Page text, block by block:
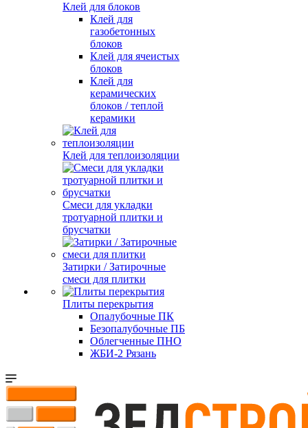
Клей для блоков
Клей для
газобетонных
блоков
Клей для ячеистых
блоков
Клей для
керамических
блоков / теплой
керамики
Клей для теплоизоляции
Смеси для укладки
тротуарной плитки и
брусчатки
Затирки / Затирочные
смеси для плитки
Плиты перекрытия
Опалубочные ПК
Безопалубочные ПБ
Облегченные ПНО
ЖБИ-2 Рязань